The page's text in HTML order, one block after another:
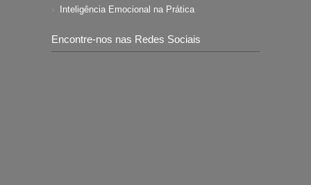
Inteligência Emocional na Prática
Encontre-nos nas Redes Sociais